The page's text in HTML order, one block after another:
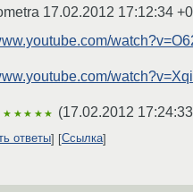
17.02.2012 17:12:34
★★★★★ (17.02.2012
ответы
Ссылка